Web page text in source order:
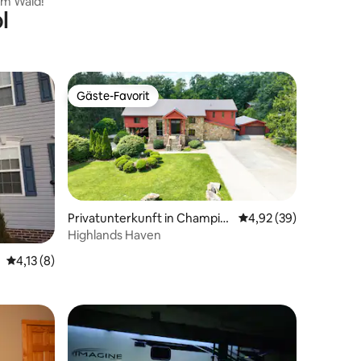
Durchschnittliche Bewertung: 4,13 von 5, 8 Bewertungen
4,13 (8)
Gäste-Favorit
Gäste-Favorit
Privatunterkunft in Champio
n
Durchschnittliche
4,92 (39)
Highlands Haven